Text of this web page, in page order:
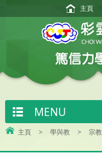
主頁
MENU
主頁 > 學與教 > 宗教